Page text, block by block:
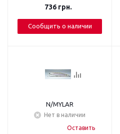
736грн.
Сообщить о наличии
N/MYLAR
Нет в наличии
Оставить